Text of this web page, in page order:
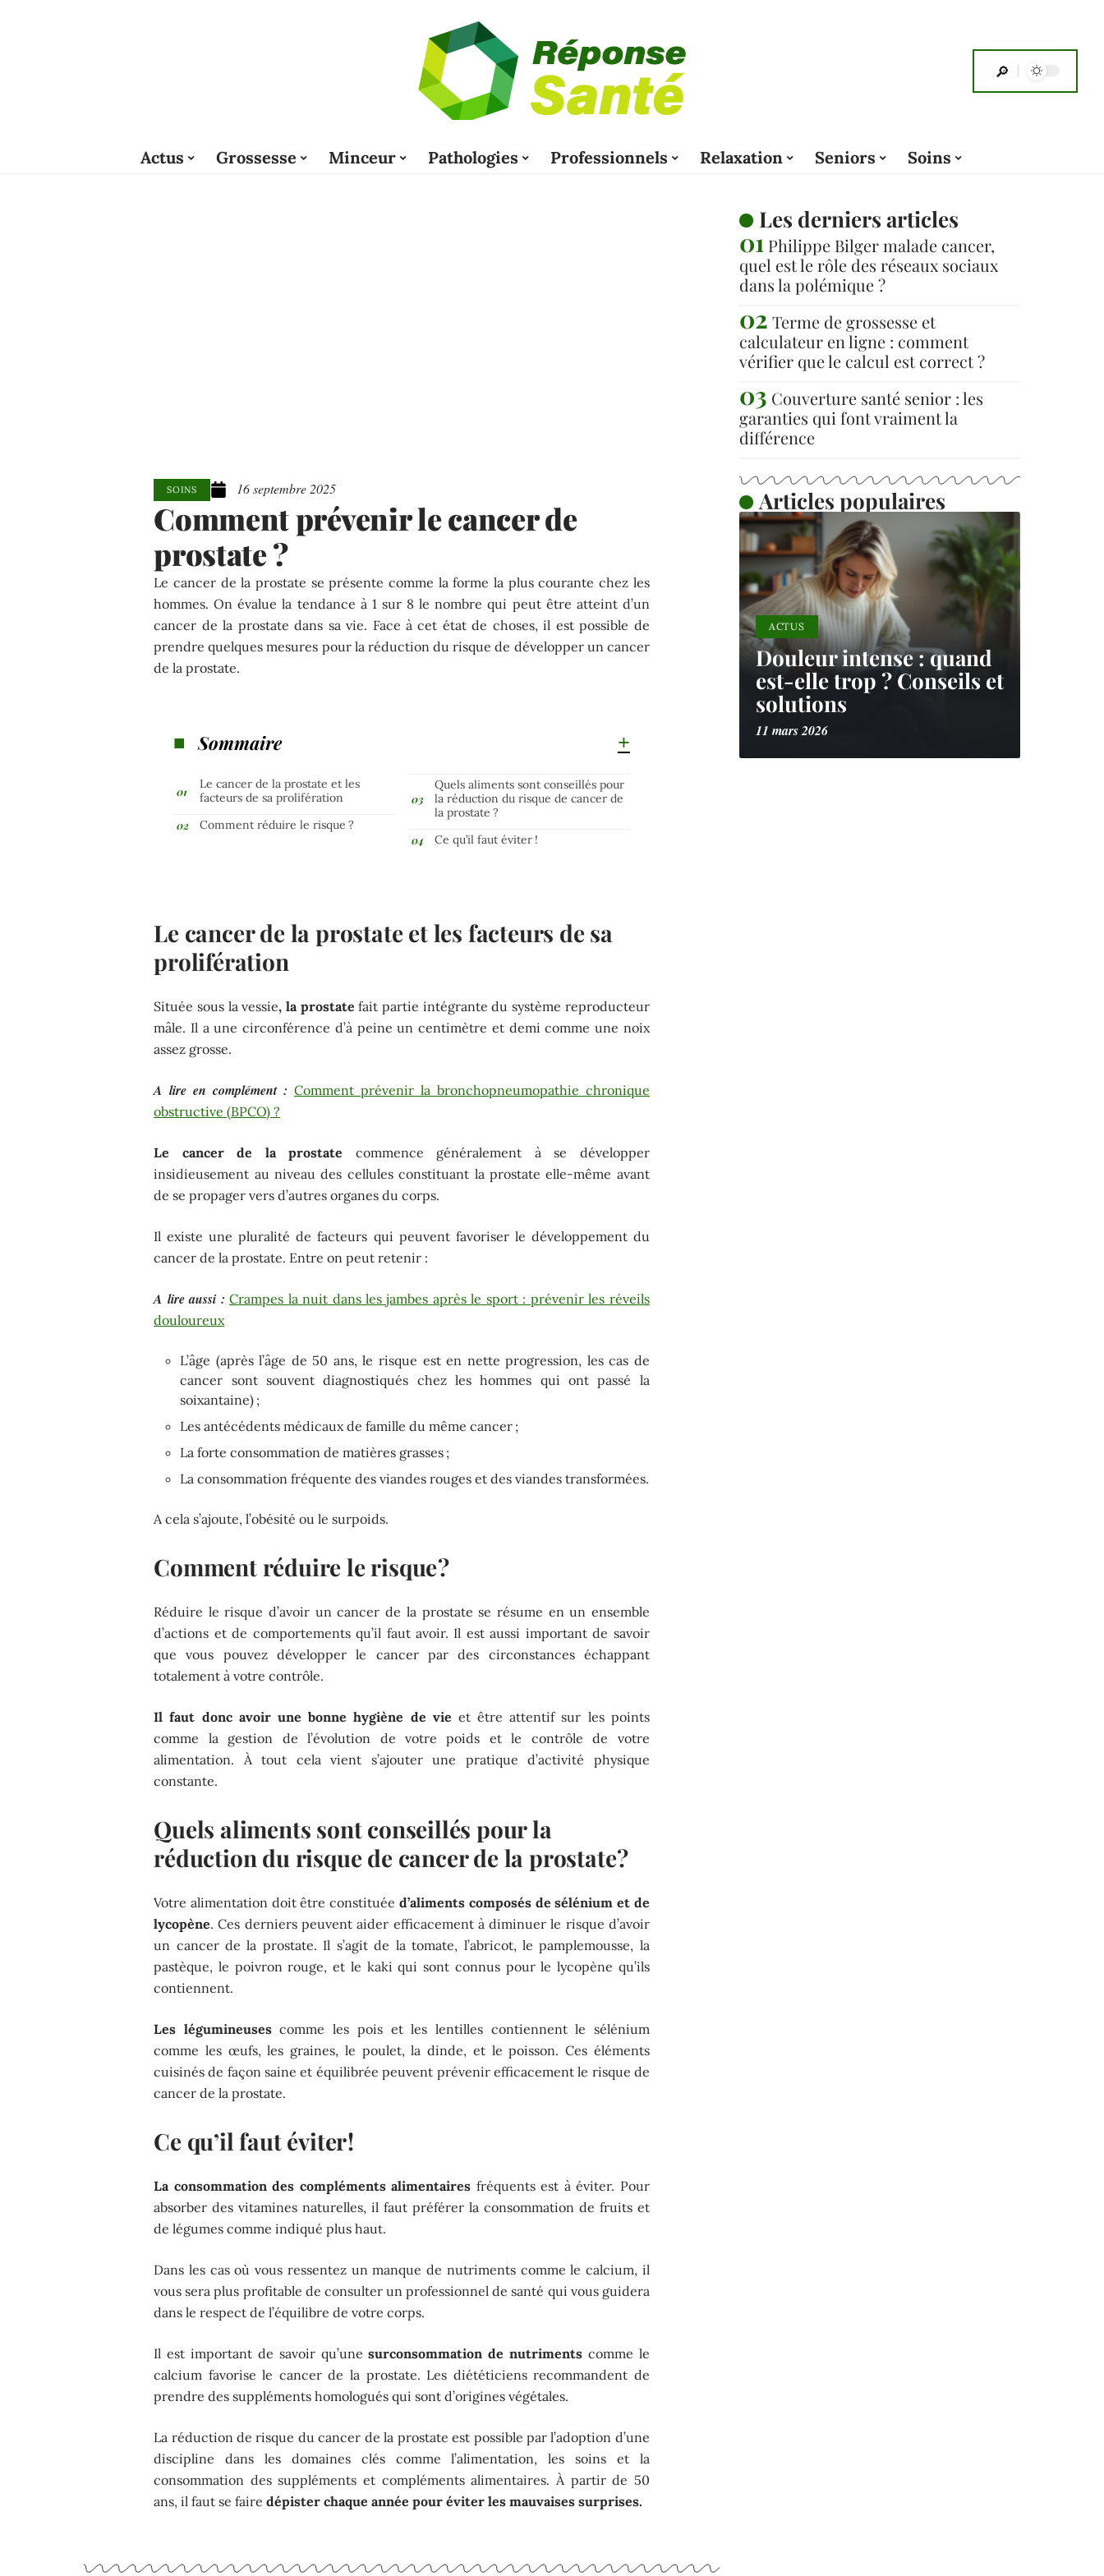
Actus Grossesse Minceur Pathologies Professionnels Relaxation Seniors Soins
SOINS 16 septembre 2025
Comment prévenir le cancer de
prostate ?
Le cancer de la prostate se présente comme la forme la plus courante chez les
hommes. On évalue la tendance à 1 sur 8 le nombre qui peut être atteint d’un
cancer de la prostate dans sa vie. Face à cet état de choses, il est possible de
prendre quelques mesures pour la réduction du risque de développer un cancer
de la prostate.
Sommaire
Le cancer de la prostate et les
facteurs de sa prolifération
Comment réduire le risque ?
Quels aliments sont conseillés pour
la réduction du risque de cancer de
la prostate ?
Ce qu’il faut éviter !
Le cancer de la prostate et les facteurs de sa
prolifération
Située sous la vessie, la prostate fait partie intégrante du système reproducteur
mâle. Il a une circonférence d’à peine un centimètre et demi comme une noix
assez grosse.
A lire en complément : Comment prévenir la bronchopneumopathie chronique
obstructive (BPCO) ?
Le cancer de la prostate commence généralement à se développer
insidieusement au niveau des cellules constituant la prostate elle-même avant
de se propager vers d’autres organes du corps.
Il existe une pluralité de facteurs qui peuvent favoriser le développement du
cancer de la prostate. Entre on peut retenir :
A lire aussi : Crampes la nuit dans les jambes après le sport : prévenir les réveils
douloureux
L’âge (après l’âge de 50 ans, le risque est en nette progression, les cas de
cancer sont souvent diagnostiqués chez les hommes qui ont passé la
soixantaine) ;
Les antécédents médicaux de famille du même cancer ;
La forte consommation de matières grasses ;
La consommation fréquente des viandes rouges et des viandes transformées.
A cela s’ajoute, l’obésité ou le surpoids.
Comment réduire le risque ?
Réduire le risque d’avoir un cancer de la prostate se résume en un ensemble
d’actions et de comportements qu’il faut avoir. Il est aussi important de savoir
que vous pouvez développer le cancer par des circonstances échappant
totalement à votre contrôle.
Il faut donc avoir une bonne hygiène de vie et être attentif sur les points
comme la gestion de l’évolution de votre poids et le contrôle de votre
alimentation. À tout cela vient s’ajouter une pratique d’activité physique
constante.
Quels aliments sont conseillés pour la
réduction du risque de cancer de la prostate ?
Votre alimentation doit être constituée d’aliments composés de sélénium et de
lycopène. Ces derniers peuvent aider efficacement à diminuer le risque d’avoir
un cancer de la prostate. Il s’agit de la tomate, l’abricot, le pamplemousse, la
pastèque, le poivron rouge, et le kaki qui sont connus pour le lycopène qu’ils
contiennent.
Les légumineusescomme les pois et les lentilles contiennent le sélénium
comme les œufs, les graines, le poulet, la dinde, et le poisson. Ces éléments
cuisinés de façon saine et équilibrée peuvent prévenir efficacement le risque de
cancer de la prostate.
Ce qu’il faut éviter !
La consommation des compléments alimentaires fréquents est à éviter. Pour
absorber des vitamines naturelles, il faut préférer la consommation de fruits et
de légumes comme indiqué plus haut.
Dans les cas où vous ressentez un manque de nutriments comme le calcium, il
vous sera plus profitable de consulter un professionnel de santé qui vous guidera
dans le respect de l’équilibre de votre corps.
Il est important de savoir qu’unesurconsommation de nutriments comme le
calcium favorise le cancer de la prostate. Les diététiciens recommandent de
prendre des suppléments homologués qui sont d’origines végétales.
La réduction de risque du cancer de la prostate est possible par l’adoption d’une
discipline dans les domaines clés comme l’alimentation, les soins et la
consommation des suppléments et compléments alimentaires. À partir de 50
ans, il faut se fairedépister chaque année pour éviter les mauvaises surprises.
Les derniers articles
Philippe Bilger malade cancer,
quel est le rôle des réseaux sociaux
dans la polémique ?
Terme de grossesse et
calculateur en ligne : comment
vérifier que le calcul est correct ?
Couverture santé senior : les
garanties qui font vraiment la
différence
Articles populaires
ACTUS
Douleur intense : quand
est-elle trop ? Conseils et
solutions
11 mars 2026